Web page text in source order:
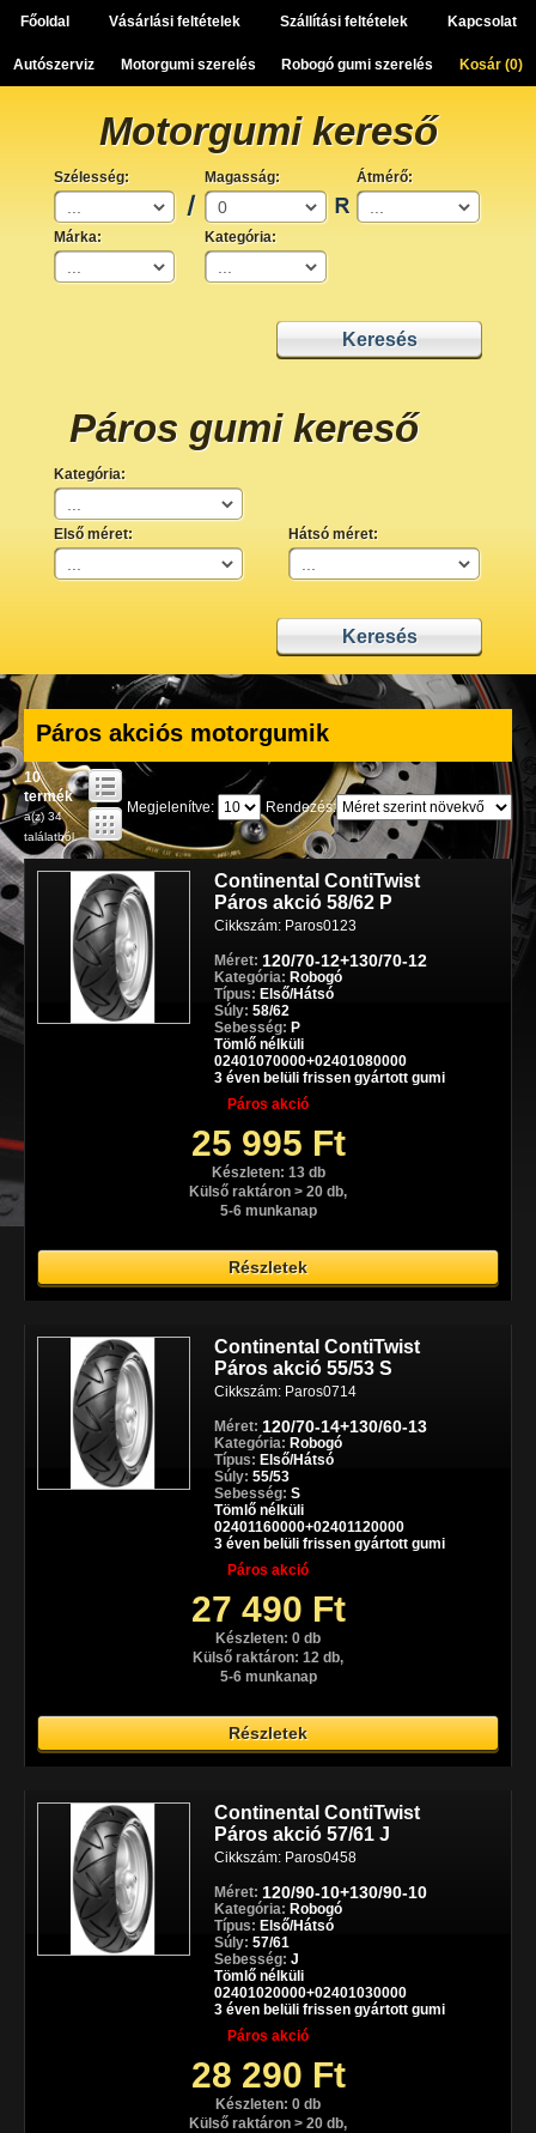
Főoldal Vásárlási feltételek Szállítási feltételek Kapcsolat
Autószerviz Motorgumi szerelés Robogó gumi szerelés Kosár (0)
Motorgumi kereső
Szélesség: Magasság: Átmérő:
Márka: Kategória:
Páros gumi kereső
Kategória:
Első méret: Hátsó méret:
Páros akciós motorgumik
10
termék
a(z) 34
találatból.
Megjelenítve: Rendezés:
Continental ContiTwist
Páros akció 58/62 P
Cikkszám: Paros0123
Méret: 120/70-12+130/70-12
Kategória: Robogó
Típus: Első/Hátsó
Súly: 58/62
Sebesség: P
Tömlő nélküli
02401070000+02401080000
3 éven belüli frissen gyártott gumi
Páros akció
25 995 Ft
Készleten: 13 db
Külső raktáron > 20 db,
5-6 munkanap
Részletek
Continental ContiTwist
Páros akció 55/53 S
Cikkszám: Paros0714
Méret: 120/70-14+130/60-13
Kategória: Robogó
Típus: Első/Hátsó
Súly: 55/53
Sebesség: S
Tömlő nélküli
02401160000+02401120000
3 éven belüli frissen gyártott gumi
Páros akció
27 490 Ft
Készleten: 0 db
Külső raktáron: 12 db,
5-6 munkanap
Részletek
Continental ContiTwist
Páros akció 57/61 J
Cikkszám: Paros0458
Méret: 120/90-10+130/90-10
Kategória: Robogó
Típus: Első/Hátsó
Súly: 57/61
Sebesség: J
Tömlő nélküli
02401020000+02401030000
3 éven belüli frissen gyártott gumi
Páros akció
28 290 Ft
Készleten: 0 db
Külső raktáron > 20 db,